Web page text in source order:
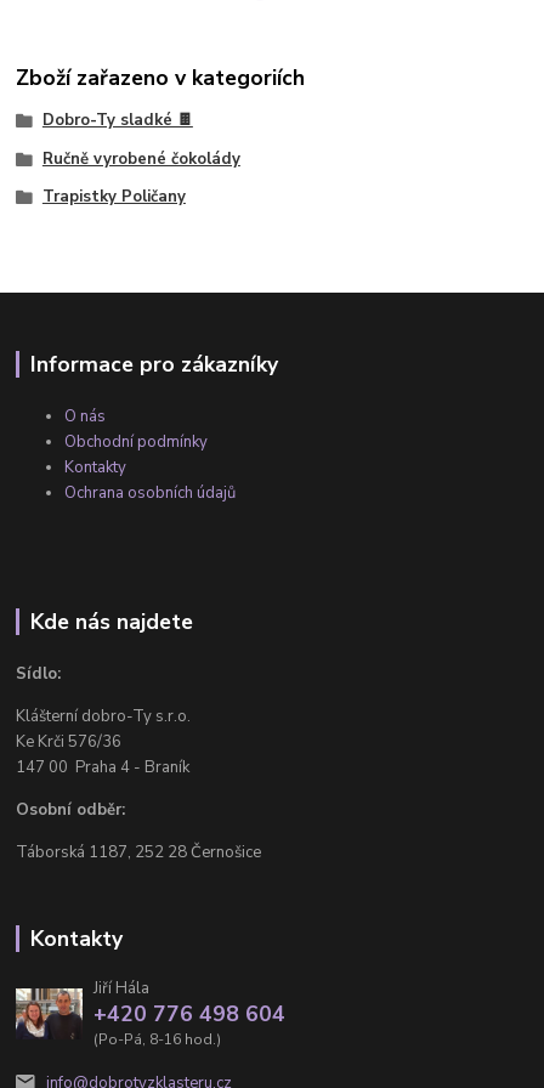
Zboží zařazeno v kategoriích
Dobro-Ty sladké 🍫
Ručně vyrobené čokolády
Trapistky Poličany
Informace pro zákazníky
O nás
Obchodní podmínky
Kontakty
Ochrana osobních údajů
Kde nás najdete
Sídlo:
Klášterní dobro-Ty s.r.o.
Ke Krči 576/36
147 00 Praha 4 - Braník
Osobní odběr:
Táborská 1187, 252 28 Černošice
Kontakty
Jiří Hála
+420 776 498 604
(Po-Pá, 8-16 hod.)
info@dobrotyzklasteru.cz